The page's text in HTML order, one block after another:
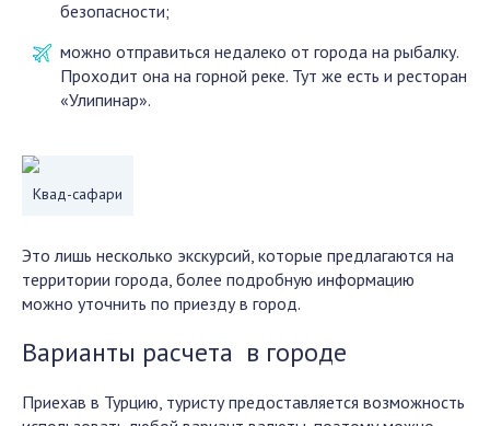
безопасности;
можно отправиться недалеко от города на рыбалку.
Проходит она на горной реке. Тут же есть и ресторан
«Улипинар».
Квад-сафари
Это лишь несколько экскурсий, которые предлагаются на
территории города, более подробную информацию
можно уточнить по приезду в город.
Варианты расчета в городе
Приехав в Турцию, туристу предоставляется возможность